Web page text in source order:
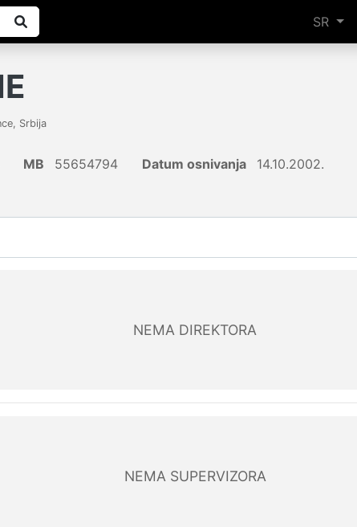
SR
, Srbija
MB 55654794 Datum osnivanja 14.10.2002.
NEMA DIREKTORA
NEMA SUPERVIZORA